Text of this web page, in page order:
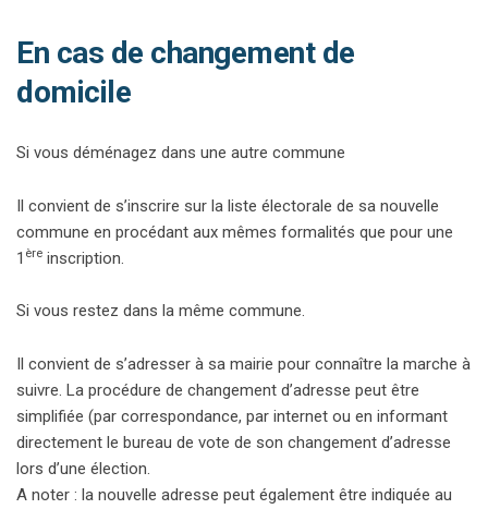
En cas de changement de
domicile
Si vous déménagez dans une autre commune
Il convient de s’inscrire sur la liste électorale de sa nouvelle
commune en procédant aux mêmes formalités que pour une
1 ère inscription.
Si vous restez dans la même commune.
Il convient de s’adresser à sa mairie pour connaître la marche à
suivre. La procédure de changement d’adresse peut être
simplifiée (par correspondance, par internet ou en informant
directement le bureau de vote de son changement d’adresse
lors d’une élection.
A noter : la nouvelle adresse peut également être indiquée au